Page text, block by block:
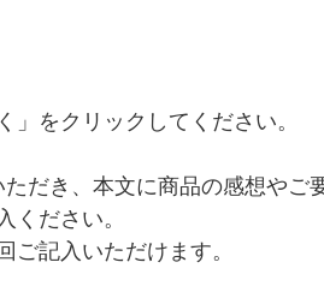
をクリックしてください。
だき、本文に商品の感想やご
ください。
記入いただけます。